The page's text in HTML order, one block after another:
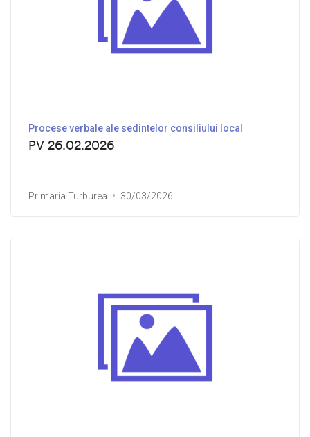
Procese verbale ale sedintelor consiliului local
PV 26.02.2026
Primaria Turburea 30/03/2026